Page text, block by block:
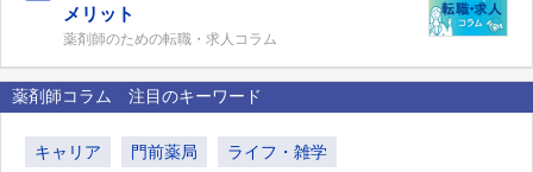
メリット
薬剤師のための転職・求人コラム
薬剤師コラム 注目のキーワード
キャリア 門前薬局 ライフ・雑学